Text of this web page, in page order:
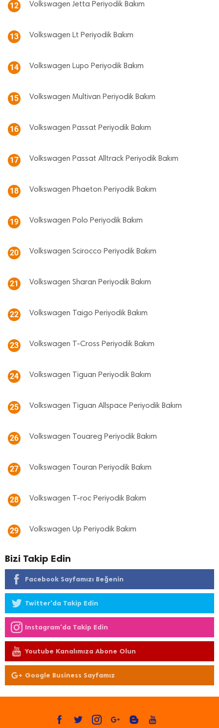
12 Volkswagen Jetta Periyodik Bakım
13 Volkswagen Lt Periyodik Bakım
14 Volkswagen Lupo Periyodik Bakım
15 Volkswagen Multivan Periyodik Bakım
16 Volkswagen Passat Periyodik Bakım
17 Volkswagen Passat Alltrack Periyodik Bakım
18 Volkswagen Phaeton Periyodik Bakım
19 Volkswagen Polo Periyodik Bakım
20 Volkswagen Scirocco Periyodik Bakım
21 Volkswagen Sharan Periyodik Bakım
22 Volkswagen Taigo Periyodik Bakım
23 Volkswagen T-Cross Periyodik Bakım
24 Volkswagen Tiguan Periyodik Bakım
25 Volkswagen Tiguan Allspace Periyodik Bakım
26 Volkswagen Touareg Periyodik Bakım
27 Volkswagen Touran Periyodik Bakım
28 Volkswagen T-roc Periyodik Bakım
29 Volkswagen Up Periyodik Bakım
Bizi Takip Edin
Facebook Sayfamızı Beğenin
Twitter'da Takip Edin
Instagram'da Takip Edin
Youtube Kanalımıza Abone Olun
Google Business Sayfamız